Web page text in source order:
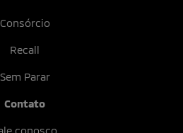
Consórcio
Recall
Sem Parar
Contato
conosco